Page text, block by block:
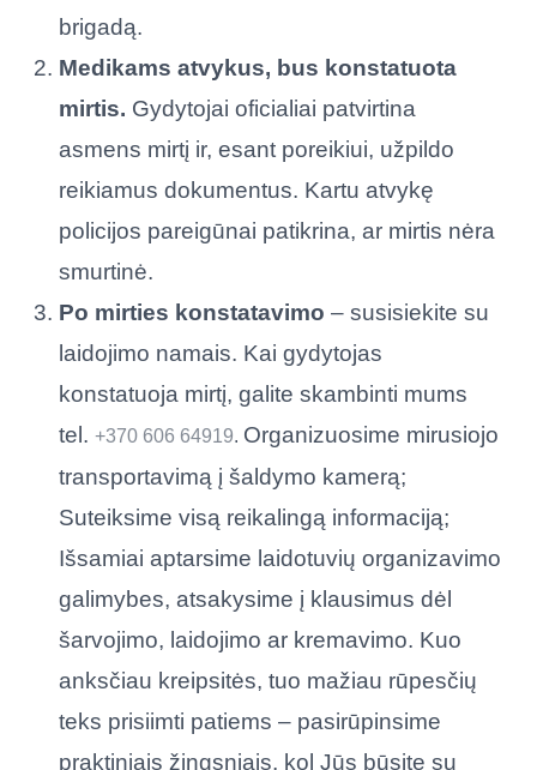
brigadą.
Medikams atvykus, bus konstatuota
mirtis. Gydytojai oficialiai patvirtina
asmens mirtį ir, esant poreikiui, užpildo
reikiamus dokumentus. Kartu atvykę
policijos pareigūnai patikrina, ar mirtis nėra
smurtinė.
Po mirties konstatavimo – susisiekite su
laidojimo namais. Kai gydytojas
konstatuoja mirtį, galite skambinti mums
tel.+370 606 64919. Organizuosime mirusiojo
transportavimą į šaldymo kamerą;
Suteiksime visą reikalingą informaciją;
Išsamiai aptarsime laidotuvių organizavimo
galimybes, atsakysime į klausimus dėl
šarvojimo, laidojimo ar kremavimo. Kuo
anksčiau kreipsitės, tuo mažiau rūpesčių
teks prisiimti patiems – pasirūpinsime
praktiniais žingsniais, kol Jūs būsite su